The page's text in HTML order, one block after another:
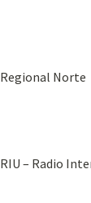
Regional Norte
RIU – Radio